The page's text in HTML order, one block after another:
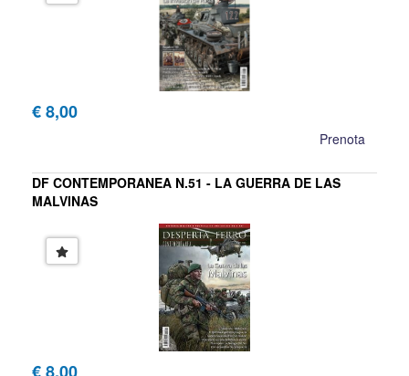
€ 8,00
Prenota
DF CONTEMPORANEA N.51 - LA GUERRA DE LAS
MALVINAS